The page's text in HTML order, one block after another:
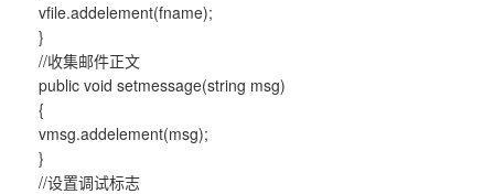
vfile.addelement(fname);
}
//收集邮件正文
public void setmessage(string msg)
{
vmsg.addelement(msg);
}
//设置调试标志